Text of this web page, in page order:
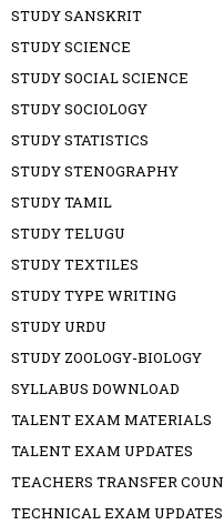
STUDY SANSKRIT
STUDY SCIENCE
STUDY SOCIAL SCIENCE
STUDY SOCIOLOGY
STUDY STATISTICS
STUDY STENOGRAPHY
STUDY TAMIL
STUDY TELUGU
STUDY TEXTILES
STUDY TYPE WRITING
STUDY URDU
STUDY ZOOLOGY-BIOLOGY
SYLLABUS DOWNLOAD
TALENT EXAM MATERIALS
TALENT EXAM UPDATES
TEACHERS TRANSFER
TECHNICAL EXAM UPDATES